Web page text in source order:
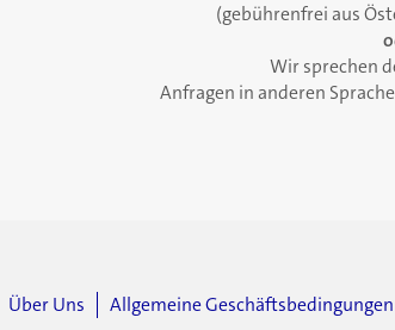
(gebührenfrei aus
Wir sprechen
Anfragen in anderen
Über Uns Allgemeine Geschäftsbedingungen